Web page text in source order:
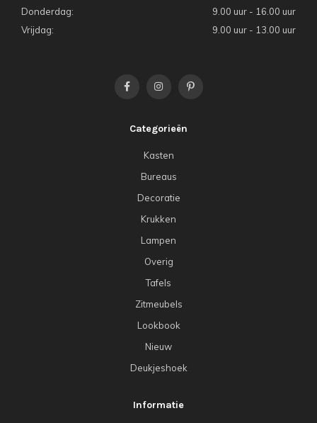
Donderdag:
9.00 uur - 16.00 uur
Vrijdag:
9.00 uur - 13.00 uur
Categorieën
Kasten
Bureaus
Decoratie
Krukken
Lampen
Overig
Tafels
Zitmeubels
Lookbook
Nieuw
Deukjeshoek
Informatie